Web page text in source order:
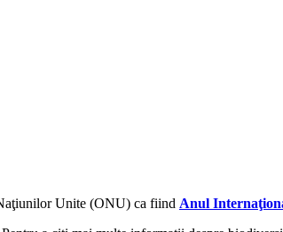
Unite (ONU) ca fiind Anul